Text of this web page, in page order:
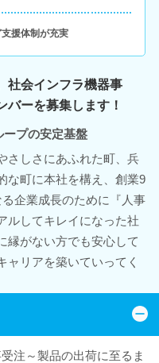
援体制が充実
社会インフラ機器事
バーを募集します！
プの安定基盤
さしさにあふれた町、兵
な町に本社を構え、創業9
企業成長のために『人事
ルしてキレイになった社
縁がない方でも安心して
ャリアを築いていってく
注～製品の出荷に至るま